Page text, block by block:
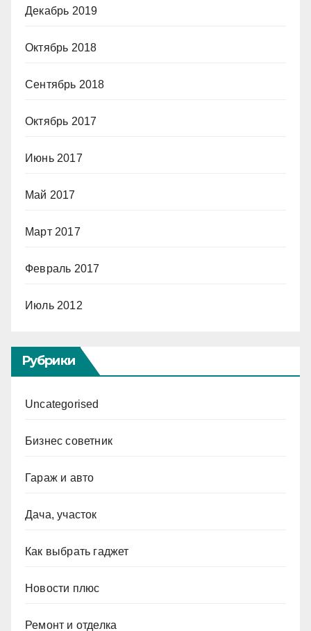
Декабрь 2019
Октябрь 2018
Сентябрь 2018
Октябрь 2017
Июнь 2017
Май 2017
Март 2017
Февраль 2017
Июль 2012
Рубрики
Uncategorised
Бизнес советник
Гараж и авто
Дача, участок
Как выбрать гаджет
Новости плюс
Ремонт и отделка